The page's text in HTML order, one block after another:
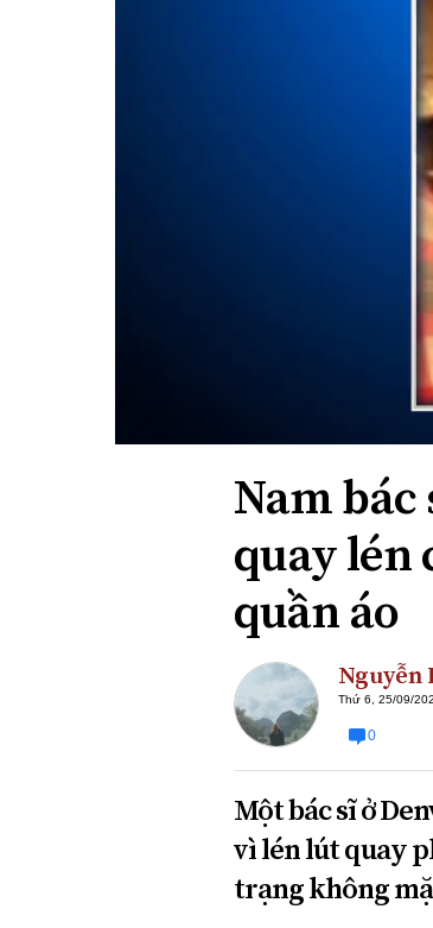
Nam
quay lén
quần áo
Nguyễn
Thứ 6, 25/09/
0
Một bác sĩ ở
vì lén lút quay
trạng không